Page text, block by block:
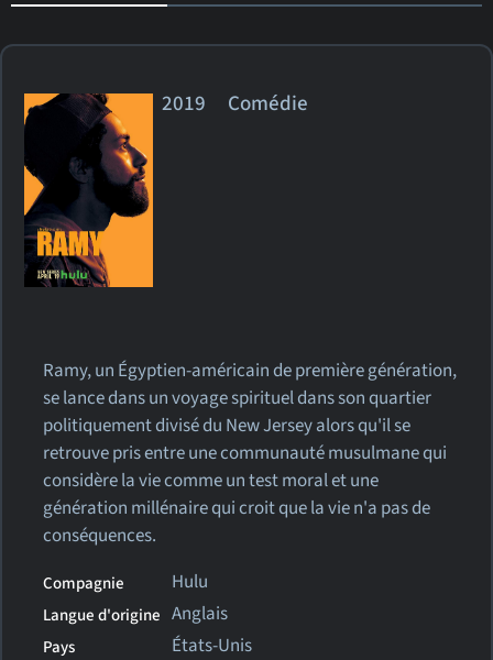
2019 Comédie
Ramy, un Égyptien-américain de première génération,
se lance dans un voyage spirituel dans son quartier
politiquement divisé du New Jersey alors qu'il se
retrouve pris entre une communauté musulmane qui
considère la vie comme un test moral et une
génération millénaire qui croit que la vie n'a pas de
conséquences.
Compagnie Hulu
Langue d'origine Anglais
Pays États-Unis